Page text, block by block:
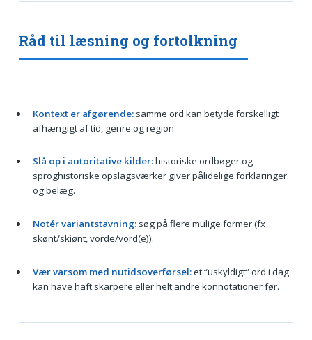
Råd til læsning og fortolkning
Kontext er afgørende:samme ord kan betyde forskelligt
afhængigt af tid, genre og region.
Slå op i autoritative kilder:historiske ordbøger og
sproghistoriske opslagsværker giver pålidelige forklaringer
og belæg.
Notér variantstavning:søg på flere mulige former (fx
skønt/skiønt, vorde/vord(e)).
Vær varsom med nutidsoverførsel:et “uskyldigt” ord i dag
kan have haft skarpere eller helt andre konnotationer før.